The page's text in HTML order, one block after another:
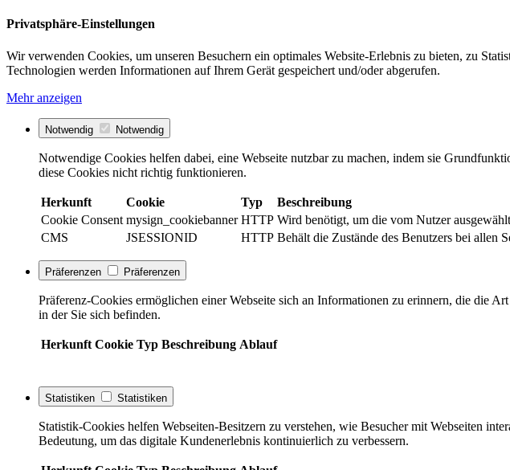
Privatsphäre-Einstellungen
Wir verwenden Cookies, um unseren Besuchern ein optimales Website-Erlebnis zu bieten, zu
Technologien werden Informationen auf Ihrem Gerät gespeichert und/oder abgerufen.
Mehr anzeigen
Notwendig Notwendig
Notwendige Cookies helfen dabei, eine Webseite nutzbar zu machen, indem sie
diese Cookies nicht richtig funktionieren.
Herkunft Cookie Typ Beschreibung
Cookie Consent mysign_cookiebanner HTTP Wird benötigt, um die vom Nutzer
CMS
JSESSIONID HTTP Behält die Zustände des Benutzers bei allen
Präferenzen Präferenzen
Präferenz-Cookies ermöglichen einer Webseite sich an Informationen zu erinnern, die die
in der Sie sich befinden.
Herkunft Cookie Typ Beschreibung Ablauf
Statistiken Statistiken
Statistik-Cookies helfen Webseiten-Besitzern zu verstehen, wie Besucher mit Webseiten
Bedeutung, um das digitale Kundenerlebnis kontinuierlich zu verbessern.